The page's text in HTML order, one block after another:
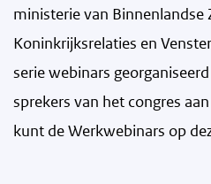
ministerie van Binnenlandse
Koninkrijksrelaties en
serie webinars
sprekers van het congres
kunt de Werkwebinars op